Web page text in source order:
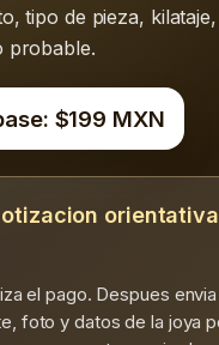
tipo de pieza, kilataje,
probable.
$199 MXN
el pago. Despues
foto y datos de la joya